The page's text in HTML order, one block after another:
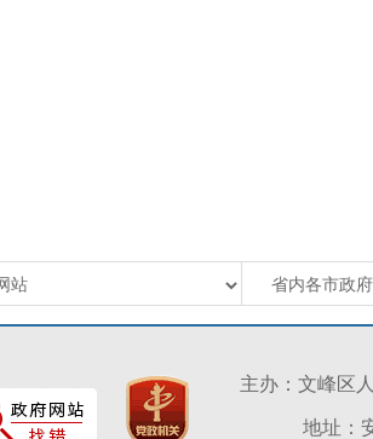
主办：文峰区
地址：